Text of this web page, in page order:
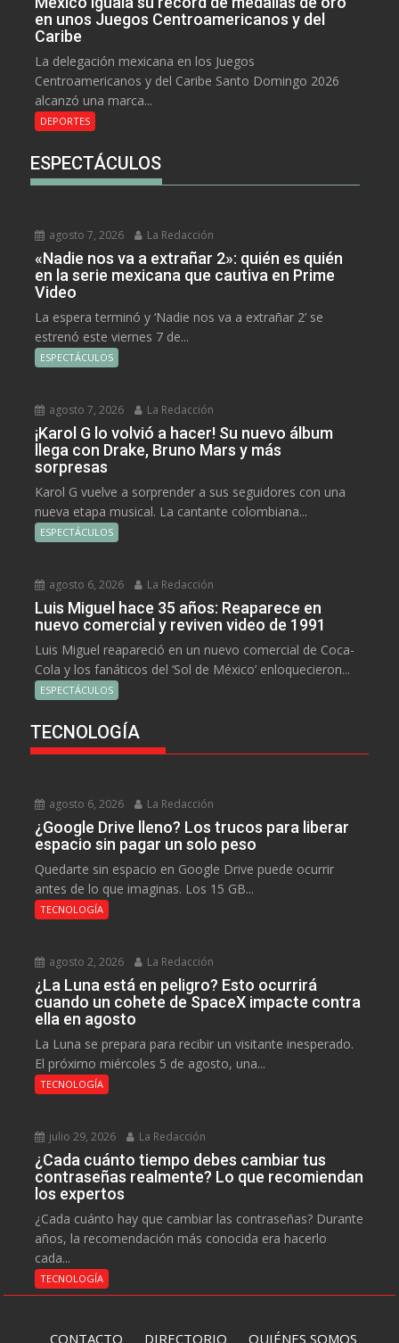
en unos Juegos Centroamericanos y del
Caribe
La delegación mexicana en los Juegos
Centroamericanos y del Caribe Santo Domingo 2026
alcanzó una marca...
DEPORTES
ESPECTÁCULOS
agosto 7, 2026 La Redacción
«Nadie nos va a extrañar 2»: quién es quién
en la serie mexicana que cautiva en Prime
Video
La espera terminó y ‘Nadie nos va a extrañar 2’ se
estrenó este viernes 7 de...
ESPECTÁCULOS
agosto 7, 2026 La Redacción
¡Karol G lo volvió a hacer! Su nuevo álbum
llega con Drake, Bruno Mars y más
sorpresas
Karol G vuelve a sorprender a sus seguidores con una
nueva etapa musical. La cantante colombiana...
ESPECTÁCULOS
agosto 6, 2026 La Redacción
Luis Miguel hace 35 años: Reaparece en
nuevo comercial y reviven video de 1991
Luis Miguel reapareció en un nuevo comercial de Coca-
Cola y los fanáticos del ‘Sol de México’ enloquecieron...
ESPECTÁCULOS
TECNOLOGÍA
agosto 6, 2026 La Redacción
¿Google Drive lleno? Los trucos para liberar
espacio sin pagar un solo peso
Quedarte sin espacio en Google Drive puede ocurrir
antes de lo que imaginas. Los 15 GB...
TECNOLOGÍA
agosto 2, 2026 La Redacción
¿La Luna está en peligro? Esto ocurrirá
cuando un cohete de SpaceX impacte contra
ella en agosto
La Luna se prepara para recibir un visitante inesperado.
El próximo miércoles 5 de agosto, una...
TECNOLOGÍA
julio 29, 2026 La Redacción
¿Cada cuánto tiempo debes cambiar tus
contraseñas realmente? Lo que recomiendan
los expertos
¿Cada cuánto hay que cambiar las contraseñas? Durante
años, la recomendación más conocida era hacerlo
cada...
TECNOLOGÍA
CONTACTO DIRECTORIO QUIÉNES SOMOS